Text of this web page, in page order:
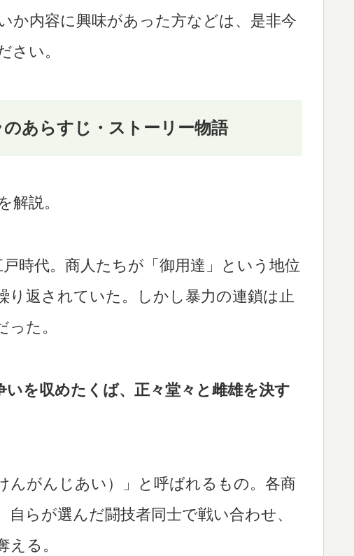
か内容に興味があった方などは、是非今
さい。
のあらすじ・ストーリー物語
解説。
時代。商人たちが「御用達」という地位
り返されていた。しかし暴力の連鎖は止
た。
いを収めたくば、正々堂々と雌雄を決す
んがんじあい）」と呼ばれるもの。各商
らが選んだ闘技者同士で戦い合わせ、
る。